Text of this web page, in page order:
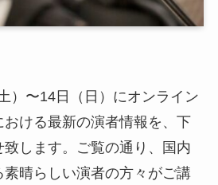
）〜14日（日）にオンライン
おける最新の演者情報を、下
します。ご覧の通り、国内
晴らしい演者の方々がご講